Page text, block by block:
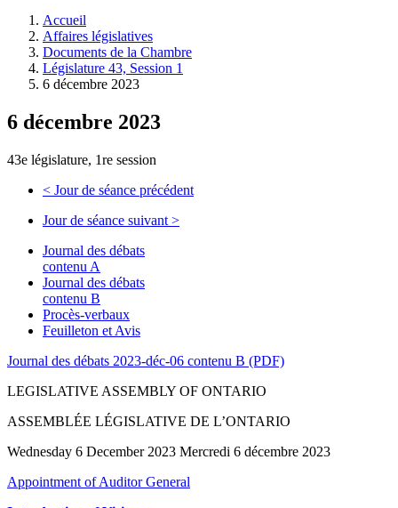
législative.
Accueil
Affaires législatives
Documents de la Chambre
Législature 43, Session 1
6 décembre 2023
6 décembre 2023
43e législature, 1re session
< Jour de séance précédent
Jour de séance suivant >
Journal des débats
contenu A
Journal des débats
contenu B
Procès-verbaux
Feuilleton et Avis
Journal des débats 2023-déc-06 contenu B (PDF)
LEGISLATIVE ASSEMBLY OF ONTARIO
ASSEMBLÉE LÉGISLATIVE DE L’ONTARIO
Wednesday 6 December 2023 Mercredi 6 décembre 2023
Appointment of Auditor General